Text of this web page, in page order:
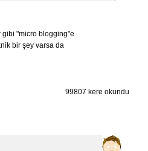
gibi "micro blogging"e
bir şey varsa da
99807 kere okundu